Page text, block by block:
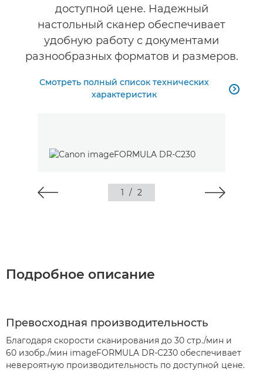
доступной цене. Надежный
настольный сканер обеспечивает
удобную работу с документами
разнообразных форматов и размеров.
Смотреть полный список технических
характеристик

1 / 2
Подробное описание
Превосходная производительность
Благодаря скорости сканирования до 30 стр./мин и
60 изобр./мин imageFORMULA DR-C230 обеспечивает
невероятную производительность по доступной цене.